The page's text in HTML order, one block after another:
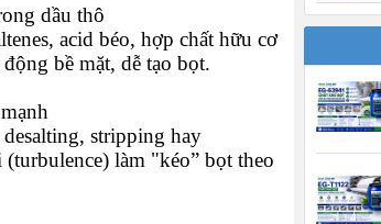
dầu thô
acid béo, hợp chất hữu cơ
bề mặt, dễ tạo bọt.
stripping hay
làm "kéo” bọt theo